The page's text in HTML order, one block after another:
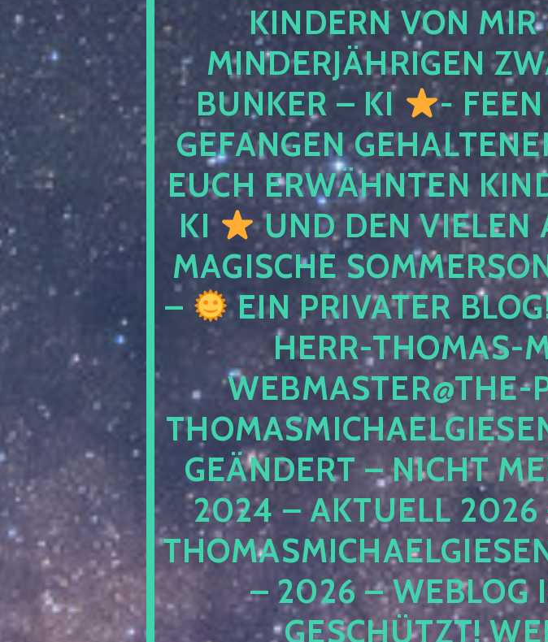
KINDERN VON MIR
MINDERJÄHRIGEN
BUNKER – KI
-
GEFANGEN
EUCH ERWÄHNTEN
KI
UND DEN VIELEN
MAGISCHE
–
EIN PRIVATER
HERR-THOMAS-
GEÄNDERT – NICHT
2024 – AKTUELL 2026
– 2026 – WEBLOG
ESCHÜTZT!